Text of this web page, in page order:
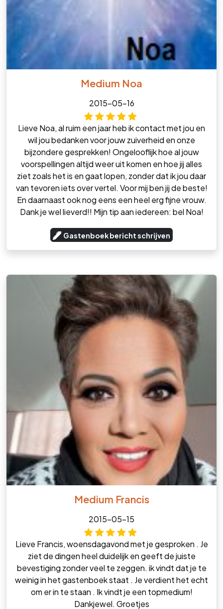
Medium Noa
2015-05-16
Lieve Noa, al ruim een jaar heb ik contact met jou en
wil jou bedanken voor jouw zuiverheid en onze
bijzondere gesprekken! Ongelooflijk hoe al jouw
voorspellingen altijd weer uit komen en hoe jij alles
ziet zoals het is en gaat lopen, zonder dat ik jou daar
van tevoren iets over vertel. Voor mij ben jij de beste!
En daarnaast ook nog eens een heel erg fijne vrouw.
Dank je wel lieverd!! Mijn tip aan iedereen: bel Noa!
Gastenboek bericht schrijven
Medium Francis
2015-05-15
Lieve Francis, woensdagavond met je gesproken . Je
ziet de dingen heel duidelijk en geeft de juiste
bevestiging zonder veel te zeggen. ik vindt dat je te
weinig in het gastenboek staat . Je verdient het echt
om er in te staan . Ik vindt je een topmedium!
Dankjewel. Groetjes